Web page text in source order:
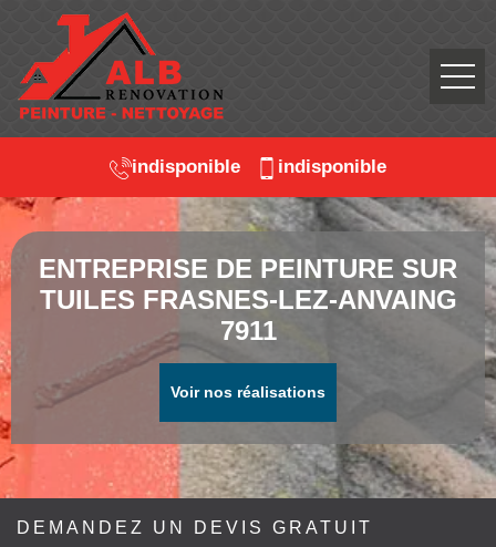
indisponible indisponible
ENTREPRISE DE PEINTURE SUR
TUILES FRASNES-LEZ-ANVAING
7911
Voir nos réalisations
DEMANDEZ UN DEVIS GRATUIT